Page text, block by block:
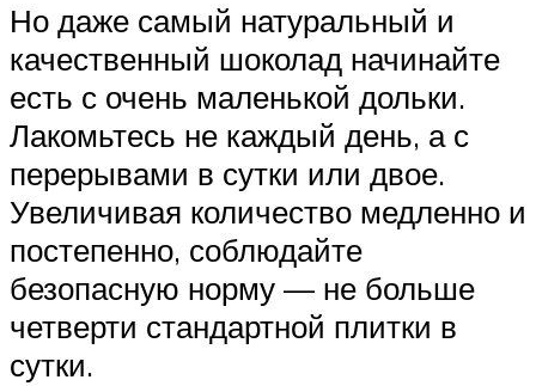
Но даже самый натуральный и
качественный шоколад начинайте
есть с очень маленькой дольки.
Лакомьтесь не каждый день, а с
перерывами в сутки или двое.
Увеличивая количество медленно и
постепенно, соблюдайте
безопасную норму — не больше
четверти стандартной плитки в
сутки.